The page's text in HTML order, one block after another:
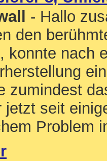
- Hallo
den
konnte nach
zumindest
jetzt seit
Problem